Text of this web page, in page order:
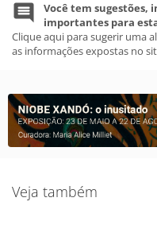
Você tem sugestões,
importantes para
Clique aqui para sugerir uma
as informações expostas no
Veja também